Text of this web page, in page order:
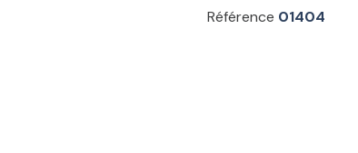
Référence 01404